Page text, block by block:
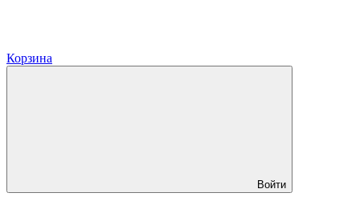
Корзина
Войти